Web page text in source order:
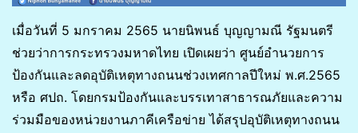
เมื่อวันที่ 5 มกราคม 2565 นายนิพนธ์ บุญญามณี รัฐมนตรี
ช่วยว่าการกระทรวงมหาดไทย เปิดเผยว่า ศูนย์อำนวยการ
ป้องกันและลดอุบัติเหตุทางถนนช่วงเทศกาลปีใหม่ พ.ศ.2565
หรือ ศปถ. โดยกรมป้องกันและบรรเทาสาธารณภัยและความ
ร่วมมือของหน่วยงานภาคีเครือข่าย ได้สรุปอุบัติเหตุทางถนน